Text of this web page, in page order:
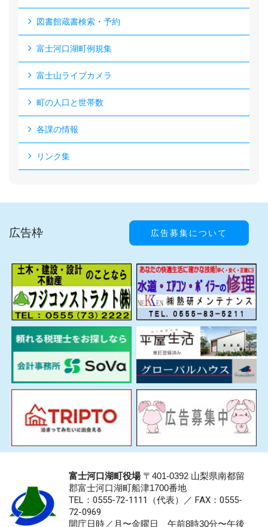
図書館蔵書検索・予約
富士河口湖町例規集
富士山ライブカメラ
町の人口と世帯数
各課の情報
リンク集
広告枠 広告募集について
富士河口湖町役場〒401-0392 山梨県南都留
郡富士河口湖町船津1700番地
TEL：0555-72-1111 （代表）／ FAX：0555-
72-0969
開庁日時／月〜金曜日 午前8時30分〜午後